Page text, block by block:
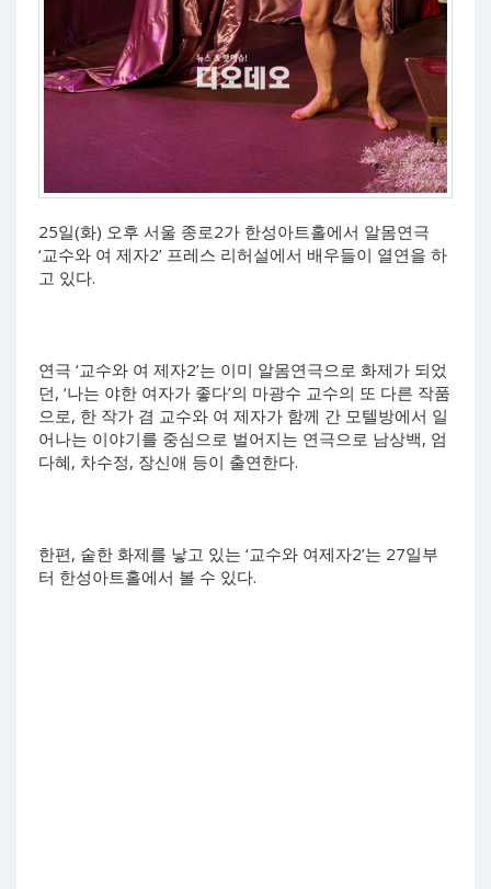
25일(화) 오후 서울 종로2가 한성아트홀에서 알몸연극
‘교수와 여 제자2’ 프레스 리허설에서 배우들이 열연을 하
고 있다.
연극 ‘교수와 여 제자2’는 이미 알몸연극으로 화제가 되었
던, ‘나는 야한 여자가 좋다’의 마광수 교수의 또 다른 작품
으로, 한 작가 겸 교수와 여 제자가 함께 간 모텔방에서 일
어나는 이야기를 중심으로 벌어지는 연극으로 남상백, 엄
다혜, 차수정, 장신애 등이 출연한다.
한편, 숱한 화제를 낳고 있는 ‘교수와 여제자2’는 27일부
터 한성아트홀에서 볼 수 있다.